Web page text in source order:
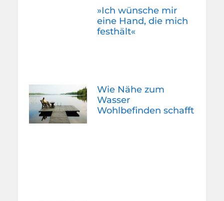
»Ich wünsche mir
eine Hand, die mich
festhält«
Wie Nähe zum
Wasser
Wohlbefinden schafft